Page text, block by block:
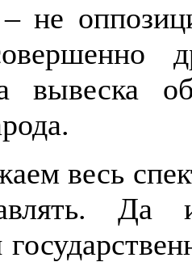
не
вывеска
весь
Да